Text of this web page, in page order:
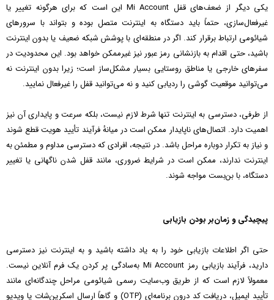
یکی دیگر از ضعف‌های قفل Mi Account این است که برای هرگونه تغییر یا
غیرفعال‌سازی، حتماً باید دستگاه به اینترنت متصل بوده و بتواند با سرورهای
شیائومی ارتباط برقرار کند. اگر در منطقه‌ای با پوشش شبکه ضعیف یا بدون اینترنت
باشید، حتی اقدام به بازنشانی رمز عبور نیز غیرممکن خواهد بود. این محدودیت در
سفرهای خارجی یا مناطق روستایی بسیار مشکل‌ساز است؛ زیرا بدون اینترنت نه
می‌توانید موقعیت گوشی را ردیابی کنید و نه می‌توانید قفل را غیرفعال نمایید.
از طرفی، دسترسی به اینترنت تنها شرط لازم نیست، بلکه سرعت و پایداری آن نیز
اهمیت دارد. اتصال‌های ناپایدار ممکن است در میانهٔ فرآیند تأیید هویت قطع شوند
و نیاز به تکرار دوباره مراحل باشد. در نتیجه، افرادی که دسترسی مداوم و مطمئن به
اینترنت ندارند، ممکن است در شرایط ضروری، مانند قفل شدن ناگهانی یا تغییر
دستگاه، با بن‌بست مواجه شوند.
پیچیدگی و زمان‌بر بودن بازیابی
حتی اگر اطلاعات بازیابی خود را به یاد داشته باشید و به اینترنت نیز دسترسی
دارید، فرآیند بازیابی رمز Mi Account به‌سادگی پر کردن یک فرم آنلاین نیست.
معمولاً لازم است که از طریق وب‌سایت رسمی شیائومی مراحل چندگانه‌ای مانند
تأیید ایمیل، دریافت کد درون برنامه‌ای (OTP) و گاهاً ارسال اسکرین‌شات یا ویدیو